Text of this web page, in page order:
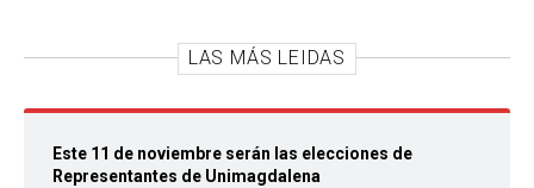
LAS MÁS LEIDAS
Este 11 de noviembre serán las elecciones de
Representantes de Unimagdalena